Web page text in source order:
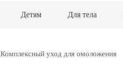
Детям Для тела
Комплексный уход для омоложения